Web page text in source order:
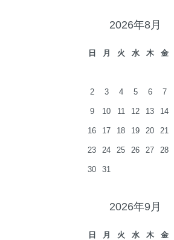
2026年8月
日 月 火 水 木 金
2 3 4 5 6 7
9 10 11 12 13 14
16 17 18 19 20 21
23 24 25 26 27 28
30 31
2026年9月
日 月 火 水 木 金